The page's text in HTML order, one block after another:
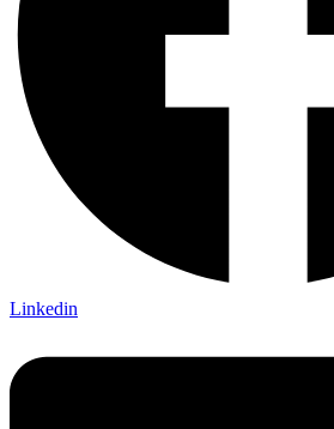
Linkedin